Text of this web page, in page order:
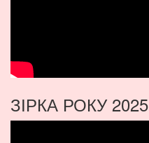
ЗІРКА РОКУ 2025